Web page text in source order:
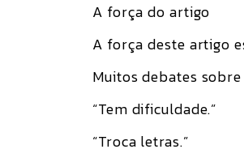
A força do artigo
A força deste artigo
Muitos debates
“Tem dificuldade.”
“Troca letras.”